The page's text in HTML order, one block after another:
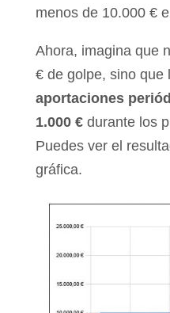
menos de 10.000 €
Ahora, imagina que
€ de golpe, sino que
aportaciones
1.000 €durante los
Puedes ver el
gráfica.